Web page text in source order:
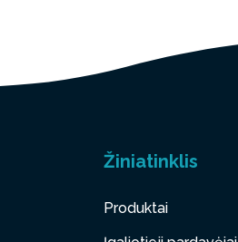
Žiniatinklis
Produktai